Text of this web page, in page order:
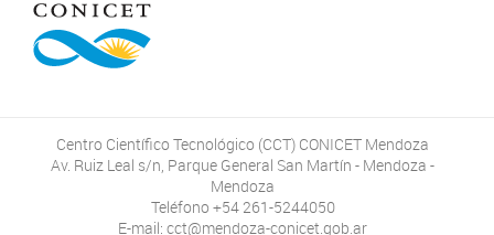
Centro Científico Tecnológico (CCT) CONICET Mendoza
Av. Ruiz Leal s/n, Parque General San Martín - Mendoza -
Mendoza
Teléfono +54 261-5244050
E-mail: cct@mendoza-conicet.gob.ar